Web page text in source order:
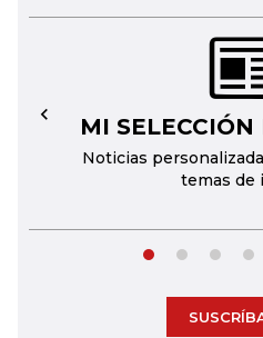
MI
Noticias
temas de
←